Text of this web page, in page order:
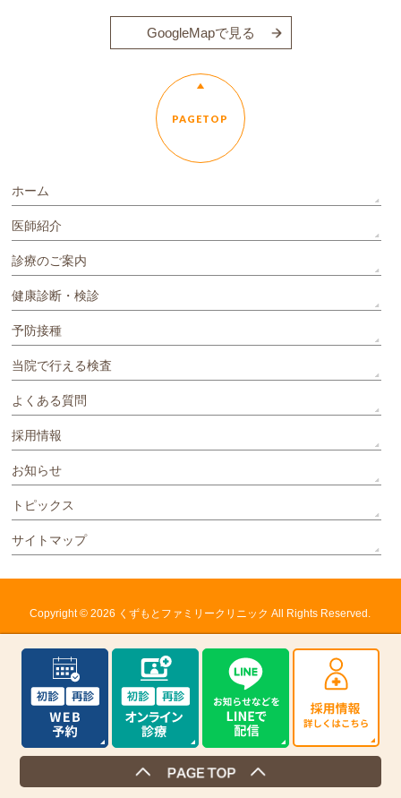
GoogleMapで見る
PAGETOP
ホーム
医師紹介
診療のご案内
健康診断・検診
予防接種
当院で行える検査
よくある質問
採用情報
お知らせ
トピックス
サイトマップ
Copyright © 2026 くずもとファミリークリニック All Rights Reserved.